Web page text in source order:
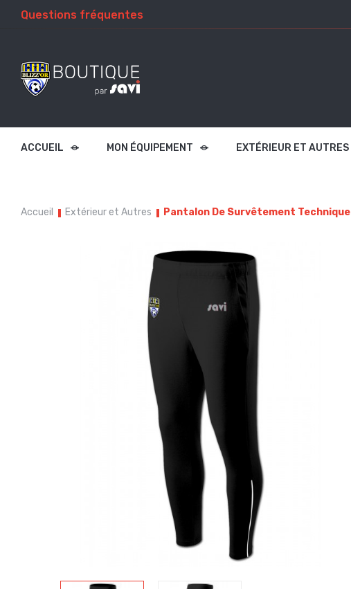
Questions fréquentes
ACCUEIL MON ÉQUIPEMENT EXTÉRIEUR ET AUTRES
Accueil Extérieur et Autres Pantalon De Survêtement Technique